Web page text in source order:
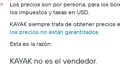
*
Los precios son por persona, para los
los impuestos y tasas en USD.
KAYAK siempre trata de obtener precios
los precios no están garantizados.
Esta es la razón:
KAYAK no es el vendedor.